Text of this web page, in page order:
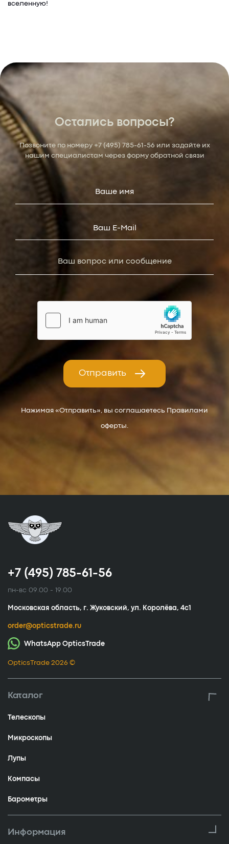
вселенную!
Остались вопросы?
Позвоните по номеру +7 (495) 785-61-56 или задайте их
нашим специалистам через форму обратной связи
Отправить
Нажимая «Отправить», вы соглашаетесь Правилами
оферты.
+7 (495) 785-61-56
пн-вс 09.00 - 19.00
Московская область, г. Жуковский, ул. Королёва, 4с1
order@opticstrade.ru
WhatsApp OpticsTrade
OpticsTrade 2026 ©
Каталог
Телескопы
Микроскопы
Лупы
Компасы
Барометры
Информация